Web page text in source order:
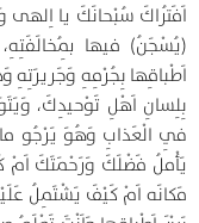
اَفَتُراكَ سُبْحانَكَ يا
(يُسْجَنُ) فيها
اَطْباقِها بِجُرْمِهِ
بِلِسانِ اَهْلِ تَوْحيدِكَ،
فِي الْعَذابِ وَهُوَ يَرْجُو
يَأْملُ فَضْلَكَ وَرَحْمَتَكَ اَمْ
مَكانَه اَمْ كَيْفَ يَشْتَمِلُ